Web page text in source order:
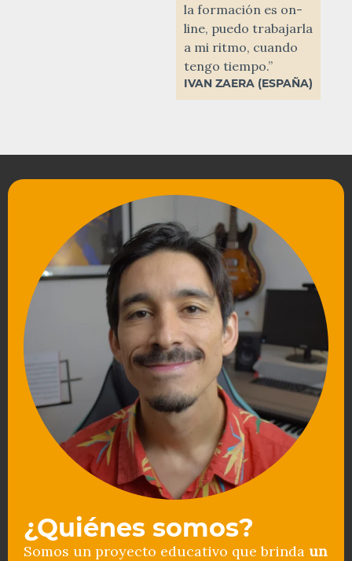
la formación es on-
line, puedo trabajarla
a mi ritmo, cuando
tengo tiempo.”
IVAN ZAERA (ESPAÑA)
¿Quiénes somos?
Somos un proyecto educativo que brinda un